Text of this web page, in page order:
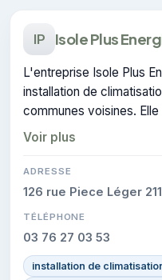
IP Isole Plus
L'entreprise Isole Plus
installation de
communes voisines.
conformité sur les
Voir plus
ADRESSE
126 rue Piece Léger
TÉLÉPHONE
03 76 27 03 53
installation de